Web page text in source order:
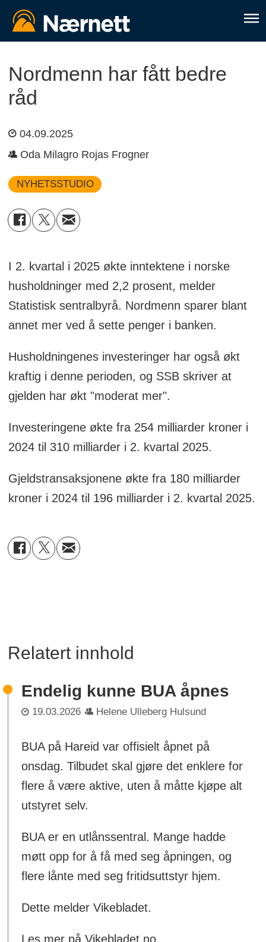
Nordmenn har fått bedre
råd
04.09.2025
Oda Milagro Rojas Frogner
NYHETSSTUDIO
I 2. kvartal i 2025 økte inntektene i norske
husholdninger med 2,2 prosent, melder
Statistisk sentralbyrå. Nordmenn sparer blant
annet mer ved å sette penger i banken.
Husholdningenes investeringer har også økt
kraftig i denne perioden, og SSB skriver at
gjelden har økt "moderat mer".
Investeringene økte fra 254 milliarder kroner i
2024 til 310 milliarder i 2. kvartal 2025.
Gjeldstransaksjonene økte fra 180 milliarder
kroner i 2024 til 196 milliarder i 2. kvartal 2025.
Relatert innhold
Endelig kunne BUA åpnes
19.03.2026 Helene Ulleberg Hulsund
BUA på Hareid var offisielt åpnet på
onsdag. Tilbudet skal gjøre det enklere for
flere å være aktive, uten å måtte kjøpe alt
utstyret selv.
BUA er en utlånssentral. Mange hadde
møtt opp for å få med seg åpningen, og
flere lånte med seg fritidsuttstyr hjem.
Dette melder Vikebladet.
Les mer på Vikebladet.no.